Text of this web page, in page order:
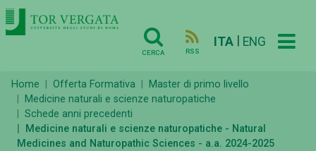
CERCA RSS
ITA ENG
Home Offerta Formativa
Master di primo livello
Medicine naturali e scienze naturopatiche
Schede anni precedenti
Medicine naturali e scienze naturopatiche - Natural
Medicines and Naturopathic Sciences - a.a. 2024-2025